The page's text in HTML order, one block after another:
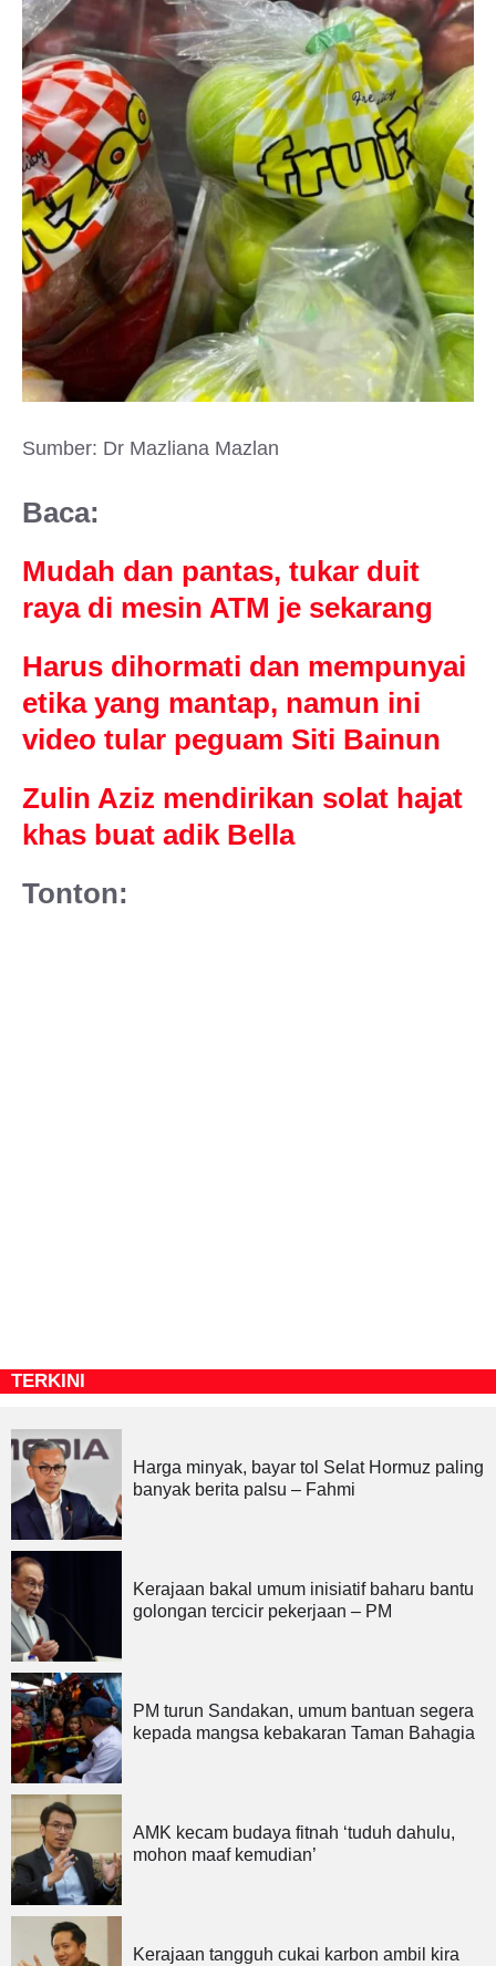
Sumber: Dr Mazliana Mazlan
Baca:
Mudah dan pantas, tukar duit
raya di mesin ATM je sekarang
Harus dihormati dan mempunyai
etika yang mantap, namun ini
video tular peguam Siti Bainun
Zulin Aziz mendirikan solat hajat
khas buat adik Bella
Tonton:
TERKINI
Harga minyak, bayar tol Selat Hormuz paling
banyak berita palsu – Fahmi
Kerajaan bakal umum inisiatif baharu bantu
golongan tercicir pekerjaan – PM
PM turun Sandakan, umum bantuan segera
kepada mangsa kebakaran Taman Bahagia
AMK kecam budaya fitnah ‘tuduh dahulu,
mohon maaf kemudian’
Kerajaan tangguh cukai karbon ambil kira